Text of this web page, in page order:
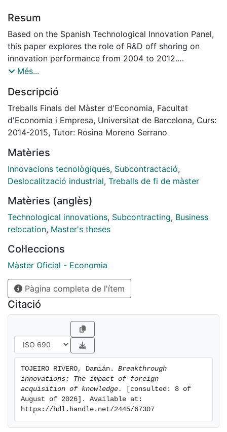
Resum
Based on the Spanish Technological Innovation Panel,
this paper explores the role of R&D off shoring on
innovation performance from 2004 to 2012.
Specifically, we focus our attention on the impact of
the profitability of developing a breakthrough
innovation. Our study provides evidence that forms
developing a breakthrough innovation tend to beneffit
more from the external acquisition of knowledge than
find evidence that acquiring knowledge from forms
outside the group is more profitable than in case they
do it with forms within the group. Finally, the external
return on breakthrough innovation in the case of
taking such knowledge from the business sector and
not from universities or research institutions.
Més...
Descripció
Treballs Finals del Màster d'Economia, Facultat
d'Economia i Empresa, Universitat de Barcelona, Curs:
2014-2015, Tutor: Rosina Moreno Serrano
Matèries
Innovacions tecnològiques, Subcontractació,
Deslocalització industrial, Treballs de fi de màster
Matèries (anglès)
Technological innovations, Subcontracting, Business
relocation, Master's theses
Col·leccions
Màster Oficial - Economia
Pàgina completa de l'ítem
Citació
TOJEIRO RIVERO, Damián. Breakthrough
innovations: The impact of foreign
acquisition of knowledge.
[consulted: 8 of
August of 2026]. Available at:
https://hdl.handle.net/2445/67307